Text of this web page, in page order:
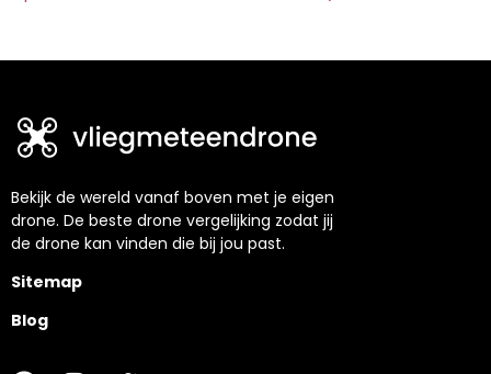
Bekijk de wereld vanaf boven met je eigen
drone. De beste drone vergelijking zodat jij
de drone kan vinden die bij jou past.
Sitemap
Blog